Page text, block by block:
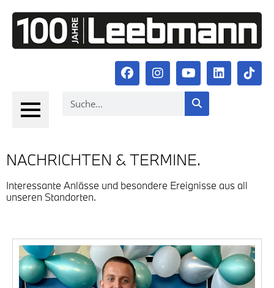
NACH­RICH­TEN & TER­MI­NE.
Inter­es­san­te Anläs­se und beson­de­re Ereig­nis­se aus all
unse­ren Stand­or­ten.